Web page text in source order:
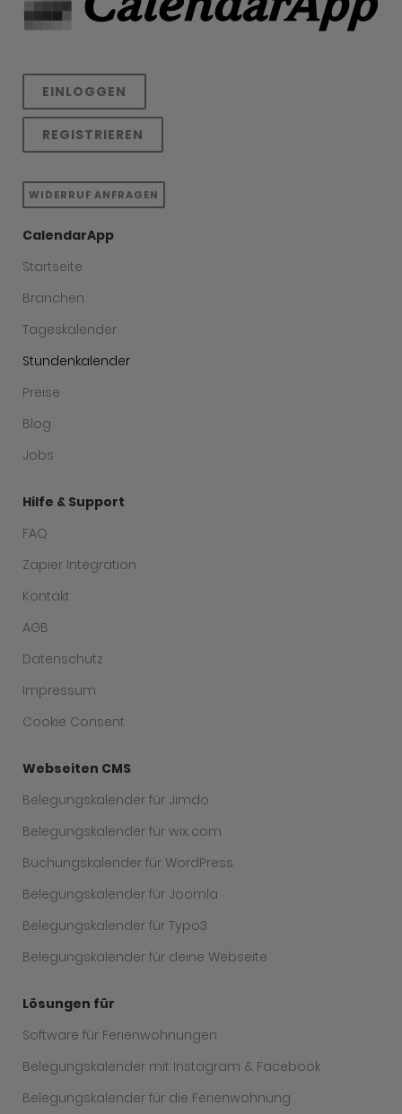
EINLOGGEN
REGISTRIEREN
WIDERRUF ANFRAGEN
CalendarApp
Startseite
Branchen
Tageskalender
Stundenkalender
Preise
Blog
Jobs
Hilfe & Support
FAQ
Zapier Integration
Kontakt
AGB
Datenschutz
Impressum
Cookie Consent
Webseiten CMS
Belegungskalender für Jimdo
Belegungskalender für wix.com
Buchungskalender für WordPress
Belegungskalender für Joomla
Belegungskalender für Typo3
Belegungskalender für deine Webseite
Lösungen für
Software für Ferienwohnungen
Belegungskalender mit Instagram & Facebook
Belegungskalender für die Ferienwohnung